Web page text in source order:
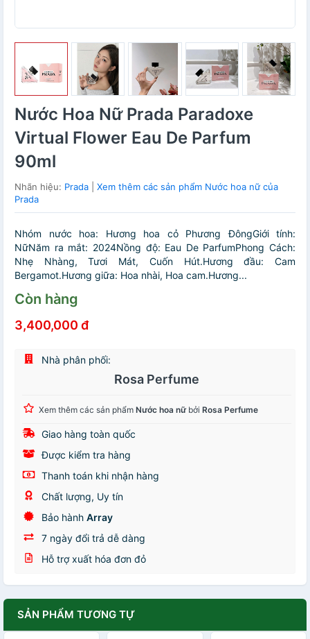
Nước Hoa Nữ Prada Paradoxe
Virtual Flower Eau De Parfum
90ml
Nhãn hiệu: Prada
Xem thêm các sản phẩm Nước hoa nữ của
Prada
Nhóm nước hoa: Hương hoa cỏ Phương ĐôngGiới tính:
NữNăm ra mắt: 2024Nồng độ: Eau De ParfumPhong Cách:
Nhẹ Nhàng, Tươi Mát, Cuốn Hút.Hương đầu: Cam
Bergamot.Hương giữa: Hoa nhài, Hoa cam.Hương...
Còn hàng
3,400,000 đ
Nhà phân phối:
Rosa Perfume
Xem thêm các sản phẩm Nước hoa nữbởi Rosa Perfume
Giao hàng toàn quốc
Được kiểm tra hàng
Thanh toán khi nhận hàng
Chất lượng, Uy tín
Bảo hành Array
7 ngày đổi trả dễ dàng
Hỗ trợ xuất hóa đơn đỏ
SẢN PHẨM TƯƠNG TỰ